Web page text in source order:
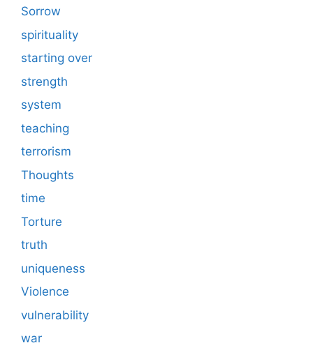
Sorrow
spirituality
starting over
strength
system
teaching
terrorism
Thoughts
time
Torture
truth
uniqueness
Violence
vulnerability
war